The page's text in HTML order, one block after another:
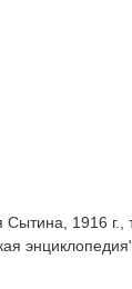
1916 г.,